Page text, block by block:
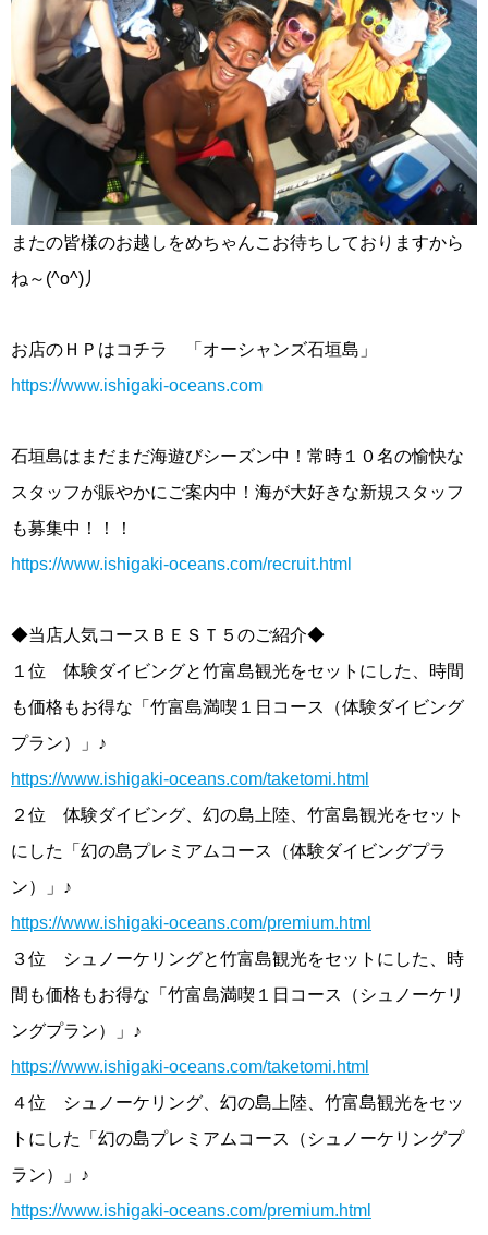
またの皆様のお越しをめちゃんこお待ちしておりますから
ね～(^o^)丿
お店のＨＰはコチラ 「オーシャンズ石垣島」
https://www.ishigaki-oceans.com
石垣島はまだまだ海遊びシーズン中！常時１０名の愉快な
スタッフが賑やかにご案内中！海が大好きな新規スタッフ
も募集中！！！
https://www.ishigaki-oceans.com/recruit.html
◆当店人気コースＢＥＳＴ５のご紹介◆
１位 体験ダイビングと竹富島観光をセットにした、時間
も価格もお得な「竹富島満喫１日コース（体験ダイビング
プラン）」♪
https://www.ishigaki-oceans.com/taketomi.html
２位 体験ダイビング、幻の島上陸、竹富島観光をセット
にした「幻の島プレミアムコース（体験ダイビングプラ
ン）」♪
https://www.ishigaki-oceans.com/premium.html
３位 シュノーケリングと竹富島観光をセットにした、時
間も価格もお得な「竹富島満喫１日コース（シュノーケリ
ングプラン）」♪
https://www.ishigaki-oceans.com/taketomi.html
４位 シュノーケリング、幻の島上陸、竹富島観光をセッ
トにした「幻の島プレミアムコース（シュノーケリングプ
ラン）」♪
https://www.ishigaki-oceans.com/premium.html